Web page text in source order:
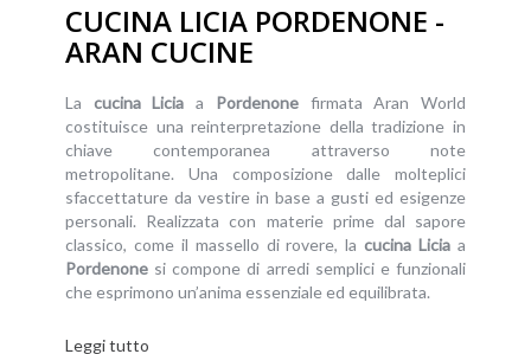
CUCINA LICIA PORDENONE -
ARAN CUCINE
La cucinaLicia a Pordenonefirmata Aran World
costituisce una reinterpretazione della tradizione in
chiave contemporanea attraverso note
metropolitane. Una composizione dalle molteplici
sfaccettature da vestire in base a gusti ed esigenze
personali. Realizzata con materie prime dal sapore
classico, come il massello di rovere, lacucinaLicia a
Pordenone si compone di arredi semplici e funzionali
che esprimono un’anima essenziale ed equilibrata.
Leggi tutto